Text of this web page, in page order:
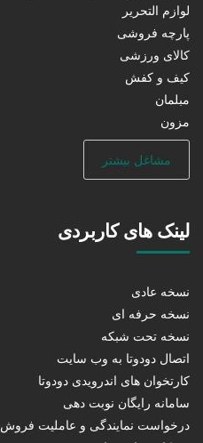
لوازم التحریر
پارچه فروشی
کالای ورزشی
کیف و کفش
مبلمان
مزون
مشاغل بیشتر
لینک های کاربردی
نسخه عادی
نسخه حرفه ای
نسخه تحت شبکه
اتصال دودوتا به وب سایت
کارتخوان های اندرویدی دودوتا
سامانه رایگان نوبت دهی
درخواست نمایندگی و عاملیت فروش